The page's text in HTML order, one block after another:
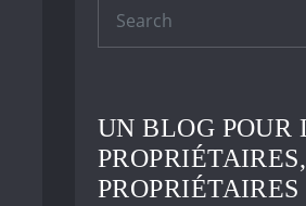
UN BLOG POUR
PROPRIÉTAIRES